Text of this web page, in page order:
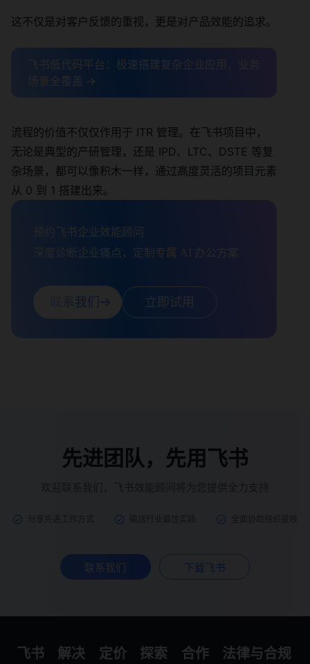
这不仅是对客户反馈的重视，更是对产品效能的追求。
飞书低代码平台：极速搭建复杂企业应用，业务
场景全覆盖 →
流程的价值不仅仅作用于 ITR 管理。在飞书项目中，
无论是典型的产研管理，还是 IPD、LTC、DSTE 等复
杂场景，都可以像积木一样，通过高度灵活的项目元素
从 0 到 1 搭建出来。
预约飞书企业效能顾问
深度诊断企业痛点，定制专属 AI 办公方案
联系我们 立即试用
先进团队，先用飞书
联系我们 下载飞书
飞书
解决
定价
探索
合作
法律与合规